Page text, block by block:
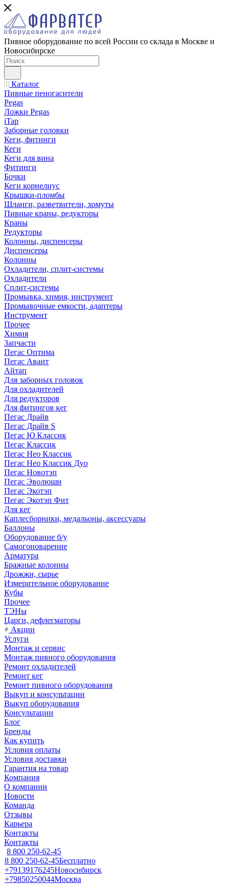
Пивное оборудование по всей России со склада в Москве и
Новосибирске
Каталог
Пивные пеногасители
Pegas
Ложки Pegas
iTap
Заборные головки
Кеги, фитинги
Кеги
Кеги для вина
Фитинги
Бочки
Кеги корнелиус
Крышки-пломбы
Шланги, разветвители, хомуты
Пивные краны, редукторы
Краны
Редукторы
Колонны, диспенсеры
Диспенсеры
Колонны
Охладители, сплит-системы
Охладители
Сплит-системы
Промывка, химия, инструмент
Промывочные емкости, адаптеры
Инструмент
Прочее
Химия
Запчасти
Пегас Оптима
Пегас Авант
Айтап
Для заборных головок
Для охладителей
Для редукторов
Для фитингов кег
Пегас Драйв
Пегас Драйв S
Пегас Ю Классик
Пегас Классик
Пегас Нео Классик
Пегас Нео Классик Дуо
Пегас Новотэп
Пегас Эволюшн
Пегас Экотэп
Пегас Экотэп Фит
Для кег
Каплесборники, медальоны, аксессуары
Баллоны
Оборудование б/у
Самогоноварение
Арматура
Бражные колонны
Дрожжи, сырье
Измерительное оборудование
Кубы
Прочее
ТЭНы
Царги, дефлегматоры
Акции
Услуги
Монтаж и сервис
Монтаж пивного оборудования
Ремонт охладителей
Ремонт кег
Ремонт пивного оборудования
Выкуп и консультации
Выкуп оборудования
Консультации
Блог
Бренды
Как купить
Условия оплаты
Условия доставки
Гарантия на товар
Компания
О компании
Новости
Команда
Отзывы
Карьера
Контакты
Контакты
8 800 250-62-45
8 800 250-62-45Бесплатно
+79139176245Новосибирск
+79850250044Москва